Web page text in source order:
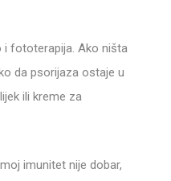
i fototerapija. Ako ništa
da psorijaza ostaje u
ili kreme za
imunitet nije dobar,